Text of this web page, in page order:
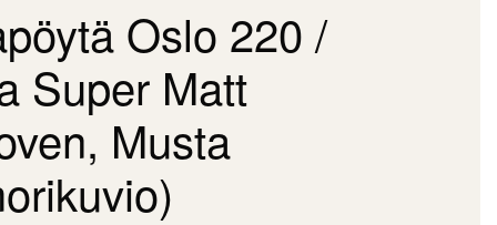
Oslo 220 /
Super Matt
Musta